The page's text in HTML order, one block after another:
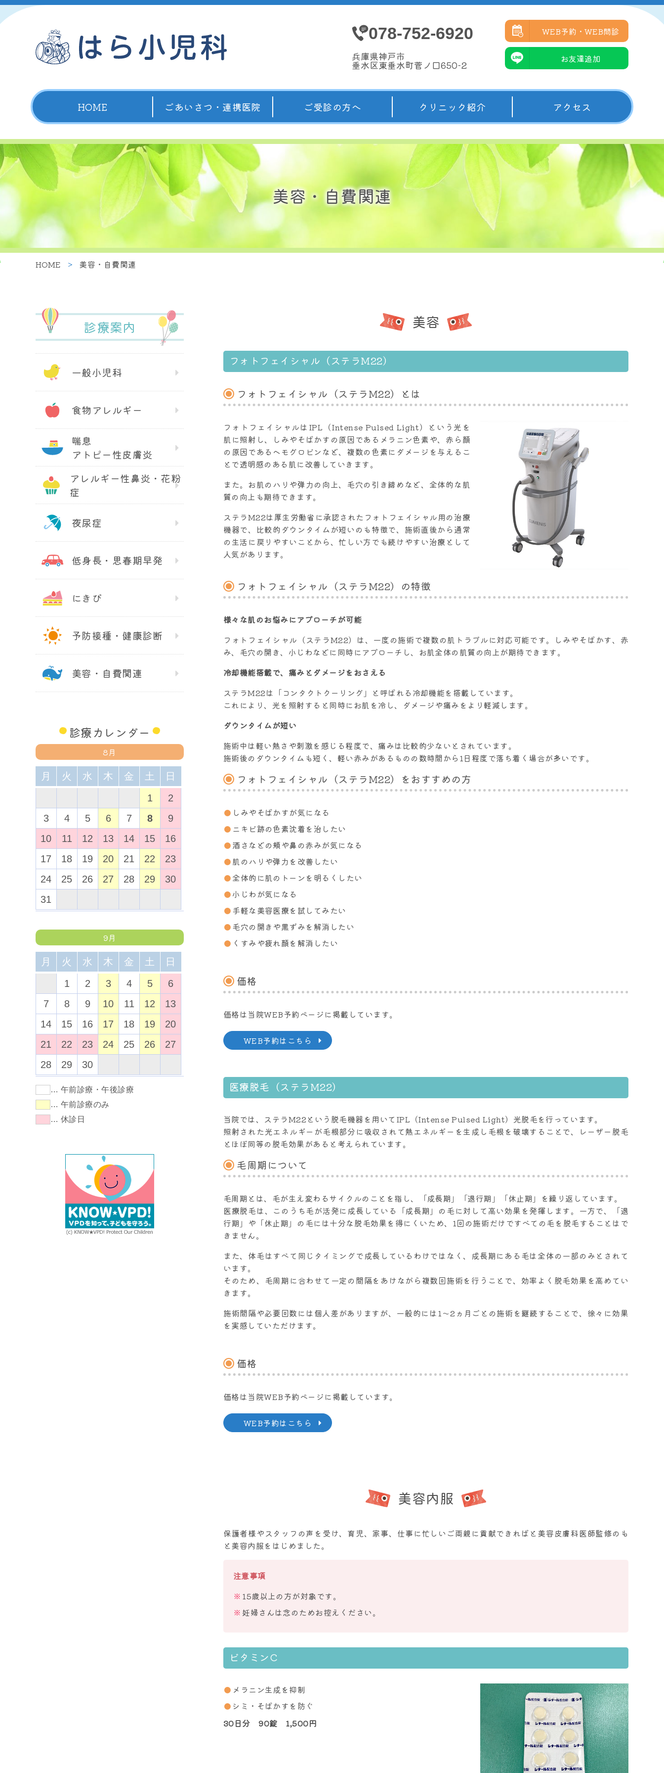
078-752-6920
兵庫県神戸市
垂水区東垂水町菅ノ口650-2
 WEB予約・WEB問診
 お友達追加
HOME ごあいさつ・連携医院 ご受診の方へ クリニック紹介 アクセス
美容・自費関連
HOME 美容・自費関連
美容
フォトフェイシャル（ステラM22）
フォトフェイシャル（ステラM22）とは
フォトフェイシャルはIPL（Intense Pulsed Light）という光を
肌に照射し、しみやそばかすの原因であるメラニン色素や、赤ら顔
の原因であるヘモグロビンなど、複数の色素にダメージを与えるこ
とで透明感のある肌に改善していきます。
また。お肌のハリや弾力の向上、毛穴の引き締めなど、全体的な肌
質の向上も期待できます。
ステラM22は厚生労働省に承認されたフォトフェイシャル用の治療
機器で、比較的ダウンタイムが短いのも特徴で、施術直後から通常
の生活に戻りやすいことから、忙しい方でも続けやすい治療として
人気があります。
フォトフェイシャル（ステラM22）の特徴
様々な肌のお悩みにアプローチが可能
フォトフェイシャル（ステラM22）は、一度の施術で複数の肌トラブルに対応可能です。しみやそばかす、赤
み、毛穴の開き、小じわなどに同時にアプローチし、お肌全体の肌質の向上が期待できます。
冷却機能搭載で、痛みとダメージをおさえる
ステラM22は「コンタクトクーリング」と呼ばれる冷却機能を搭載しています。
これにより、光を照射すると同時にお肌を冷し、ダメージや痛みをより軽減します。
ダウンタイムが短い
施術中は軽い熱さや刺激を感じる程度で、痛みは比較的少ないとされています。
施術後のダウンタイムも短く、軽い赤みがあるものの数時間から1日程度で落ち着く場合が多いです。
フォトフェイシャル（ステラM22）をおすすめの方
しみやそばかすが気になる
ニキビ跡の色素沈着を治したい
酒さなどの頬や鼻の赤みが気になる
肌のハリや弾力を改善したい
全体的に肌のトーンを明るくしたい
小じわが気になる
手軽な美容医療を試してみたい
毛穴の開きや黒ずみを解消したい
くすみや疲れ顔を解消したい
価格
価格は当院WEB予約ページに掲載しています。
WEB予約はこちら
医療脱毛（ステラM22）
当院では、ステラM22という脱毛機器を用いてIPL（Intense Pulsed Light）光脱毛を行っています。
照射された光エネルギーが毛根部分に吸収されて熱エネルギーを生成し毛根を破壊することで、レーザー脱毛
とほぼ同等の脱毛効果があると考えられています。
毛周期について
毛周期とは、毛が生え変わるサイクルのことを指し、「成長期」「退行期」「休止期」を繰り返しています。
医療脱毛は、このうち毛が活発に成長している「成長期」の毛に対して高い効果を発揮します。一方で、「退
行期」や「休止期」の毛には十分な脱毛効果を得にくいため、1回の施術だけですべての毛を脱毛することはで
きません。
また、体毛はすべて同じタイミングで成長しているわけではなく、成長期にある毛は全体の一部のみとされて
います。
そのため、毛周期に合わせて一定の間隔をあけながら複数回施術を行うことで、効率よく脱毛効果を高めてい
きます。
施術間隔や必要回数には個人差がありますが、一般的には1～2ヵ月ごとの施術を継続することで、徐々に効果
を実感していただけます。
価格
価格は当院WEB予約ページに掲載しています。
WEB予約はこちら
美容内服
保護者様やスタッフの声を受け、育児、家事、仕事に忙しいご両親に貢献できればと美容皮膚科医師監修のも
と美容内服をはじめました。
注意事項
15歳以上の方が対象です。
妊婦さんは念のためお控えください。
ビタミンC
メラニン生成を抑制
シミ・そばかすを防ぐ
30日分 90錠 1,500円
診療案内
一般小児科
食物アレルギー
喘息
アトピー性皮膚炎
アレルギー性鼻炎・花粉
症
夜尿症
低身長・思春期早発
にきび
予防接種・健康診断
美容・自費関連
診療カレンダー
8月
月 火 水 木 金 土
日
1
2
3
4 5 6 7 8
9
10
11 12 13 14 15
16
17
18 19 20 21 22
23
24
25 26 27 28 29
30
31
9月
月 火 水 木 金 土
日
1 2 3 4 5
6
7
8 9 10 11 12
13
14
15 16 17 18 19
20
21
22 23 24 25 26
27
28
29 30
… 午前診療・午後診療
… 午前診療のみ
… 休診日